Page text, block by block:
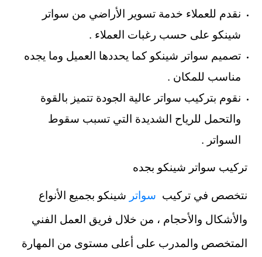
نقدم للعملاء خدمة تسوير الأراضي من سواتر
شينكو على حسب رغبات العملاء .
تصميم سواتر شينكو كما يحددها العميل وما يجده
مناسب للمكان .
نقوم بتركيب سواتر عالية الجودة تتميز بالقوة
والتحمل للرياح الشديدة التي تسبب سقوط
السواتر .
تركيب سواتر شينكو بجده
نتخصص في تركيب سواتر شينكو بجميع الأنواع
والأشكال والأحجام ، من خلال فريق العمل الفني
المتخصص والمدرب على أعلى مستوى من المهارة